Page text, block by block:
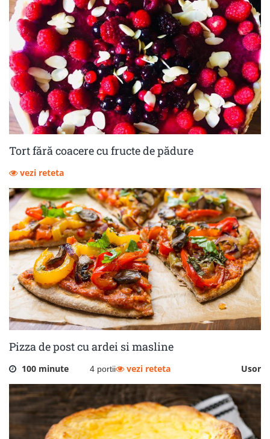
Tort fără coacere cu fructe de pădure
vezi reteta
Pizza de post cu ardei si masline
100 minute 4 portii Usor
vezi reteta